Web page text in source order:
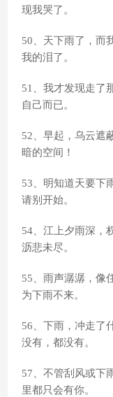
现我哭了。
50、天下雨了，而
我的泪了。
51、我才发现走了
自己而已。
52、早起，乌云遮
暗的空间！
53、明知道天要下
请别开始。
54、江上夕雨深，
沥悲未尽。
55、雨声潺潺，像
为下雨不来。
56、下雨，冲走了
没有，都没有。
57、不管刮风或下
里都只会有你。